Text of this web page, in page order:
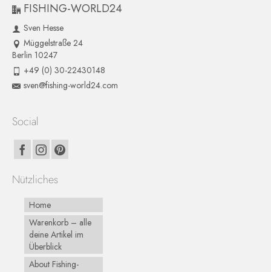
FISHING-WORLD24
Sven Hesse
Müggelstraße 24
Berlin 10247
+49 (0) 30-22430148
sven@fishing-world24.com
Social
Nützliches
Home
Warenkorb – alle
deine Artikel im
Überblick
About Fishing-